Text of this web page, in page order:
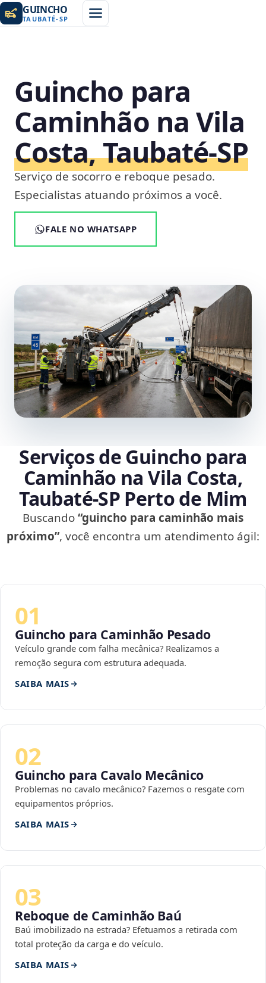
GUINCHO
TAUBATÉ-SP
Guincho para
Caminhão na Vila
Costa, Taubaté‑SP
Serviço de socorro e reboque pesado.
Especialistas atuando próximos a você.
FALE NO WHATSAPP
Serviços de Guincho para
Caminhão na Vila Costa,
Taubaté‑SP Perto de Mim
Buscando“guincho para caminhão mais
próximo”, você encontra um atendimento ágil:
01
Guincho para Caminhão Pesado
Veículo grande com falha mecânica? Realizamos a
remoção segura com estrutura adequada.
SAIBA MAIS
02
Guincho para Cavalo Mecânico
Problemas no cavalo mecânico? Fazemos o resgate com
equipamentos próprios.
SAIBA MAIS
03
Reboque de Caminhão Baú
Baú imobilizado na estrada? Efetuamos a retirada com
total proteção da carga e do veículo.
SAIBA MAIS